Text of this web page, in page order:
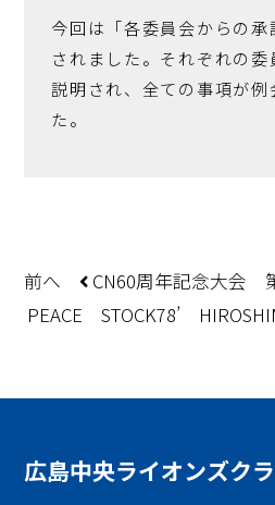
今回は「各委員会からの
されました。それぞれの委
説明され、全ての事項が例
た。
前へ
CN60周年記念大会
PEACE STOCK78’
広島中央ライオンズク